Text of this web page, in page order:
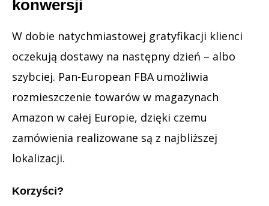
konwersji
W dobie natychmiastowej gratyfikacji klienci
oczekują dostawy na następny dzień – albo
szybciej. Pan-European FBA umożliwia
rozmieszczenie towarów w magazynach
Amazon w całej Europie, dzięki czemu
zamówienia realizowane są z najbliższej
lokalizacji.
Korzyści?